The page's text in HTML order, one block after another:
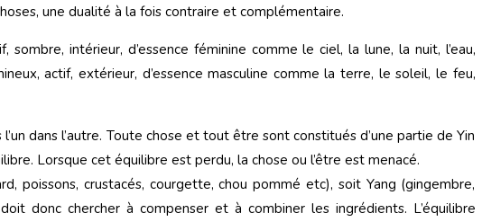
une dualité à la fois contraire et complémentaire.
intérieur, d’essence féminine comme le ciel, la lune, la nuit, l’eau,
actif, extérieur, d’essence masculine comme la terre, le soleil, le feu,
l’un dans l’autre. Toute chose et tout être sont constitués d’une partie de Yin
Lorsque cet équilibre est perdu, la chose ou l’être est menacé.
poissons, crustacés, courgette, chou pommé etc), soit Yang (gingembre,
donc chercher à compenser et à combiner les ingrédients. L’équilibre